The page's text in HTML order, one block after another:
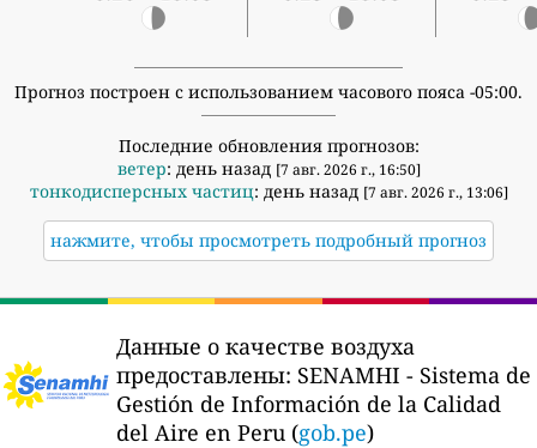
Прогноз построен с использованием часового пояса -05:00.
Последние обновления прогнозов:
ветер: день назад [7 авг. 2026 г., 16:50]
тонкодисперсных частиц: день назад [7 авг. 2026 г., 13:06]
нажмите, чтобы просмотреть подробный прогноз
Данные о качестве воздуха
предоставлены: SENAMHI - Sistema de
Gestión de Información de la Calidad
del Aire en Peru (gob.pe)